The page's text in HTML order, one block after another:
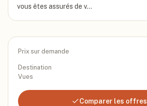
vous êtes assurés de v…
Prix sur demande
Destination
Vues
Comparer les offres